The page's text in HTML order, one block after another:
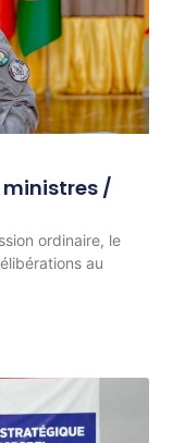
/
ordinaire, le
au